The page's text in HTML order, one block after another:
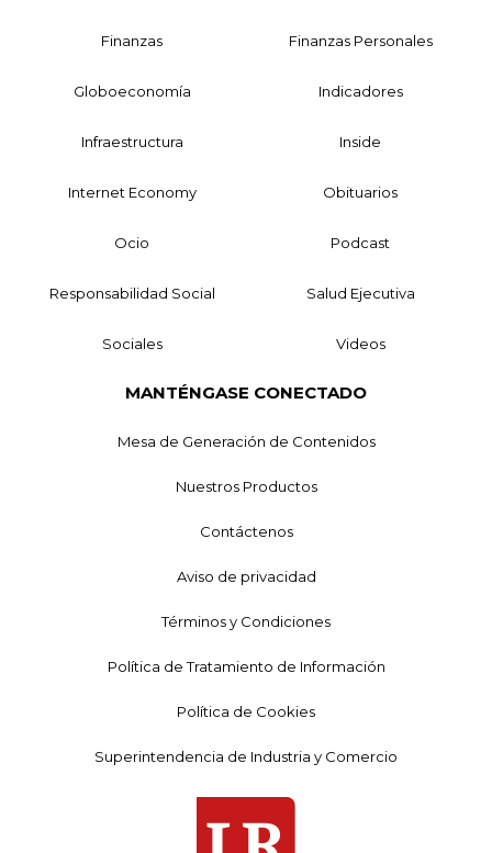
Finanzas Finanzas Personales
Globoeconomía Indicadores
Infraestructura Inside
Internet Economy Obituarios
Ocio Podcast
Responsabilidad Social Salud Ejecutiva
Sociales Videos
MANTÉNGASE CONECTADO
Mesa de Generación de Contenidos
Nuestros Productos
Contáctenos
Aviso de privacidad
Términos y Condiciones
Política de Tratamiento de Información
Política de Cookies
Superintendencia de Industria y Comercio